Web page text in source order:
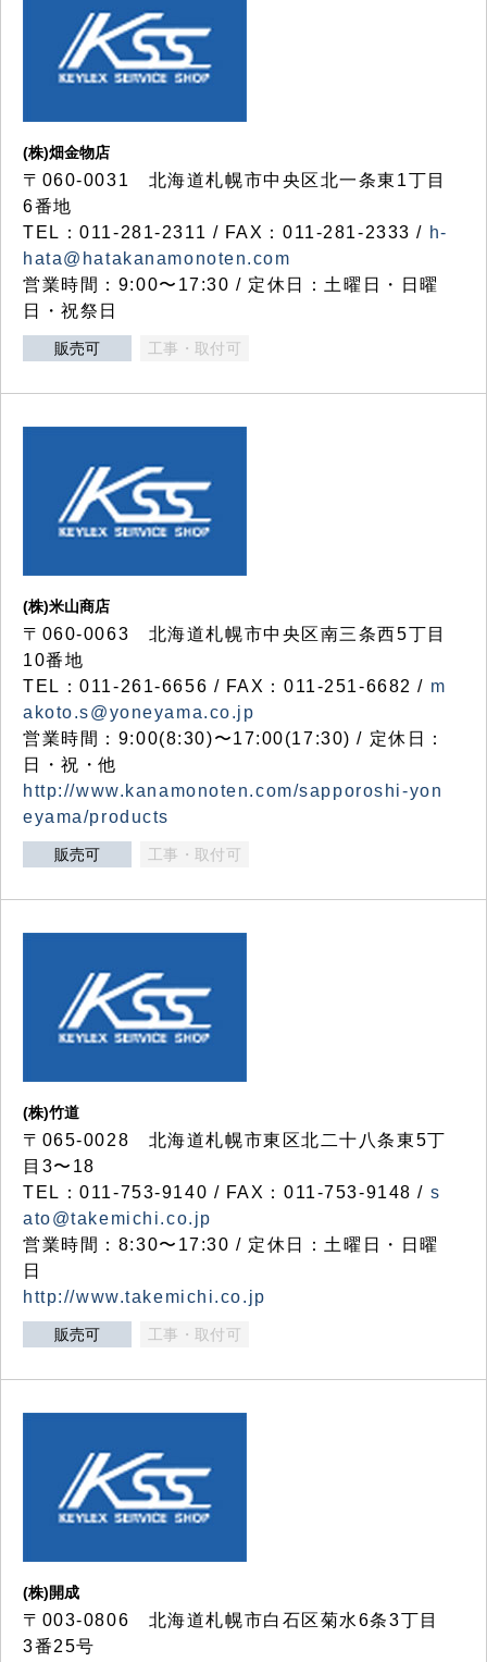
(株)畑金物店
〒060-0031 北海道札幌市中央区北一条東1丁目
6番地
TEL：011-281-2311 / FAX：011-281-2333 / h-
hata@hatakanamonoten.com
営業時間：9:00〜17:30 / 定休日：土曜日・日曜
日・祝祭日
販売可 工事・取付可
(株)米山商店
〒060-0063 北海道札幌市中央区南三条西5丁目
10番地
TEL：011-261-6656 / FAX：011-251-6682 / m
akoto.s@yoneyama.co.jp
営業時間：9:00(8:30)〜17:00(17:30) / 定休日：
日・祝・他
http://www.kanamonoten.com/sapporoshi-yon
eyama/products
販売可 工事・取付可
(株)竹道
〒065-0028 北海道札幌市東区北二十八条東5丁
目3〜18
TEL：011-753-9140 / FAX：011-753-9148 / s
ato@takemichi.co.jp
営業時間：8:30〜17:30 / 定休日：土曜日・日曜
日
http://www.takemichi.co.jp
販売可 工事・取付可
(株)開成
〒003-0806 北海道札幌市白石区菊水6条3丁目
3番25号